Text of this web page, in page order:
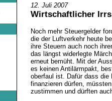
12. Juli 2007
Wirtschaftlicher
Noch mehr Steuergelder
die der Luftverkehr heute
ihre Steuern auch noch
das längst widerlegte
erneut bemüht. Mit der
es keinen Antilärmpakt,
oberfaul ist. Dafür dass
finanzieren dürfen,
zustimmen und dürften